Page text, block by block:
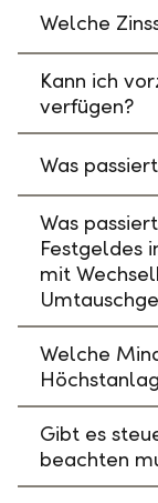
Welche
Kann ich
verfügen?
Was
Was
Festgeldes
mit
Welche
Gibt es
beachten